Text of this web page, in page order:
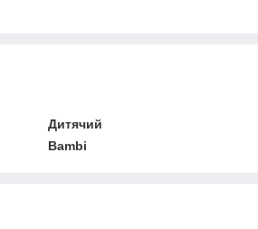
Дитячий
Bambi